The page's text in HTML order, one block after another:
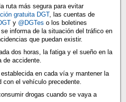
ruta más segura para evitar
gratuita DGT, las cuentas de
y @DGTes o los boletines
informa de la situación del tráfico en
que puedan existir.
dos horas, la fatiga y el sueño en la
de accidente.
en cada vía y mantener la
con el vehículo precedente.
drogas cuando se vaya a